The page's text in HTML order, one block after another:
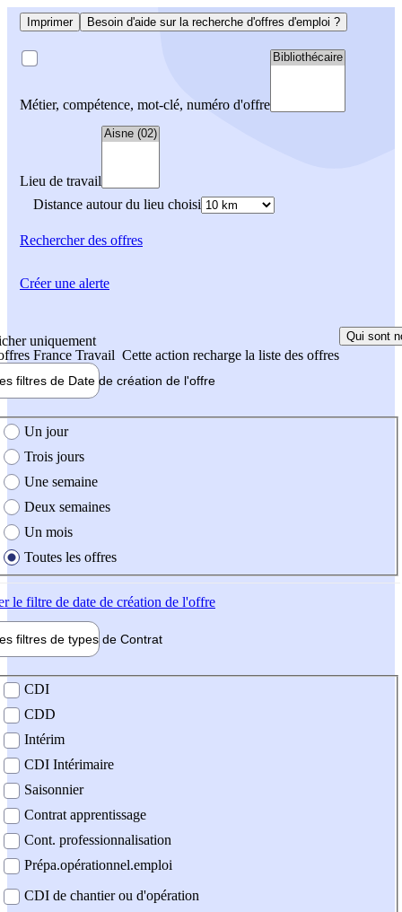
Imprimer Besoin d'aide sur la recherche d'offres d'emploi ?
Métier, compétence, mot-clé, numéro d'offre
Lieu de travail
Distance autour du lieu choisi
Rechercherdes offres
uniquement
France Travail Cette action recharge la liste des offres
Qui sont
filtres de Date de création de l'offre
création de l'offre
Un jour
Trois jours
Une semaine
Deux semaines
Un mois
Toutes les offres
le filtre de date de création de l'offre
filtres de types de Contrat
contrat
CDI
CDD
Intérim
CDI Intérimaire
Saisonnier
Contrat apprentissage
Cont. professionnalisation
Prépa.opérationnel.emploi
CDI de chantier ou d'opération
Créer une alerte